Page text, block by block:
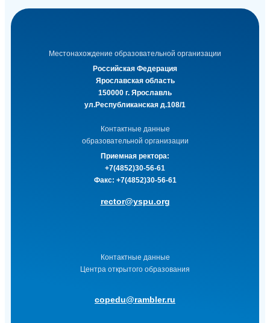
Местонахождение образовательной организации
Российская Федерация
Ярославская область
150000 г. Ярославль
ул.Республиканская д.108/1
Контактные данные
образовательной организации
Приемная ректора:
+7(4852)30-56-61
Факс: +7(4852)30-56-61
rector@yspu.org
Контактные данные
Центра открытого образования
copedu@rambler.ru